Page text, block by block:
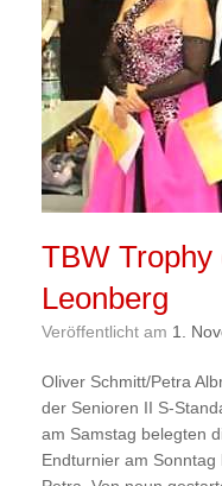
TBW Trophy
Leonberg
Veröffentlicht am 1.
Oliver Schmitt/Petra
der Senioren II S-
am Samstag belegten
Endturnier am